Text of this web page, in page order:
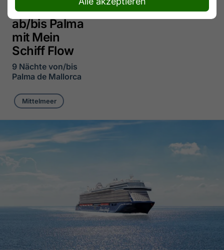
Mittelmeers -
ab/bis Palma
mit Mein
Schiff Flow
9 Nächte von/bis
Palma de Mallorca
Mittelmeer